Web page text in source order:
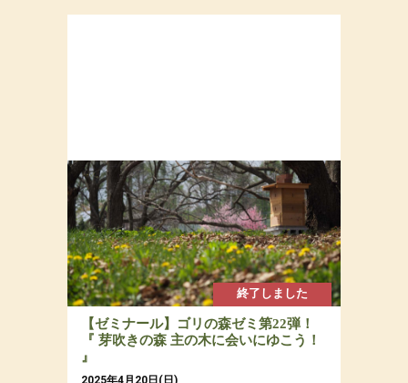
終了しました
【ゼミナール】ゴリの森ゼミ第22弾！
『 芽吹きの森 主の木に会いにゆこう！
』